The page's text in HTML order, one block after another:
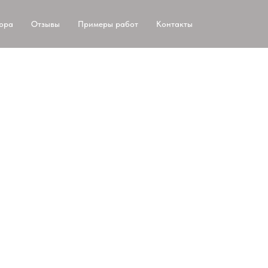
Отзывы Примеры работ Контакты